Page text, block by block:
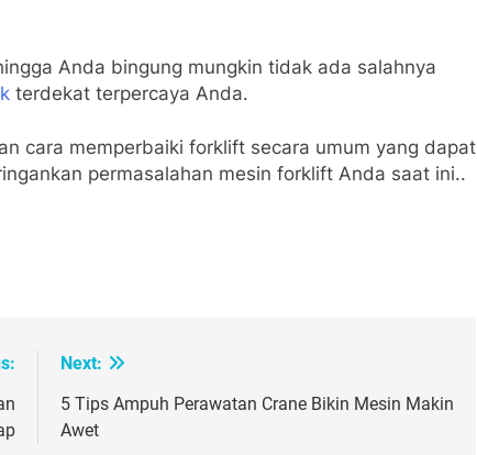
Anda bingung mungkin tidak ada salahnya
terdekat terpercaya Anda.
cara memperbaiki forklift secara umum yang dapat
permasalahan mesin forklift Anda saat ini..
Next:
5 Tips Ampuh Perawatan Crane Bikin Mesin Makin
Awet